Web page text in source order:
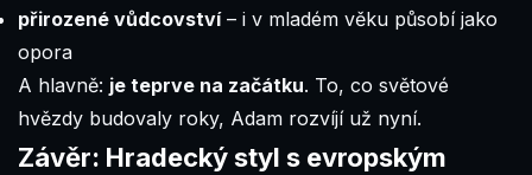
přirozené vůdcovství– i v mladém věku působí jako
opora
A hlavně: je teprve na začátku. To, co světové
hvězdy budovaly roky, Adam rozvíjí už nyní.
Závěr: Hradecký styl s evropským